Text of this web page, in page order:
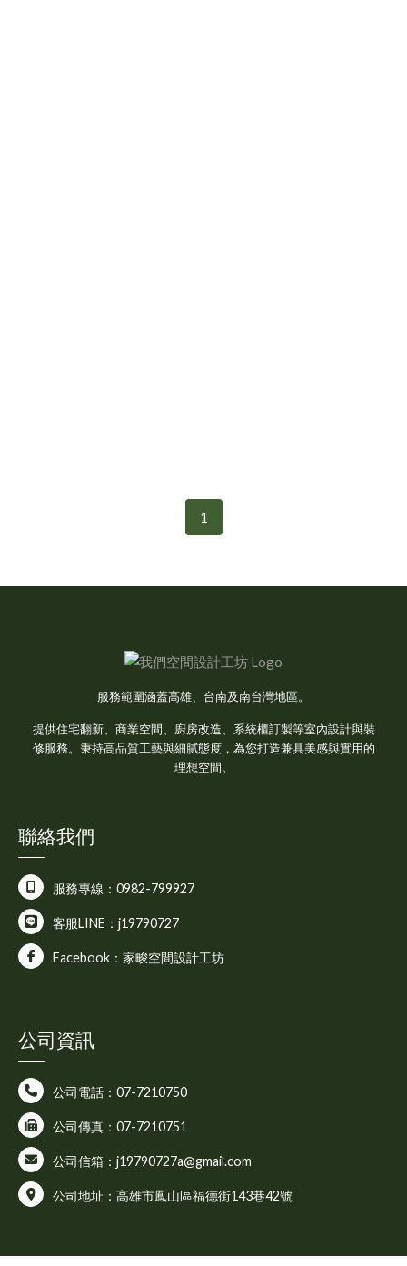
1
服務範圍涵蓋高雄、台南及南台灣地區。
提供住宅翻新、商業空間、廚房改造、系統櫃訂製等室內設計與裝
修服務。秉持高品質工藝與細膩態度，為您打造兼具美感與實用的
理想空間。
聯絡我們
服務專線：0982-799927
客服LINE：j19790727
Facebook：家畯空間設計工坊
公司資訊
公司電話：07-7210750
公司傳真：07-7210751
公司信箱：j19790727a@gmail.com
公司地址：高雄市鳳山區福德街143巷42號